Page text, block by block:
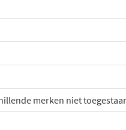
merken niet